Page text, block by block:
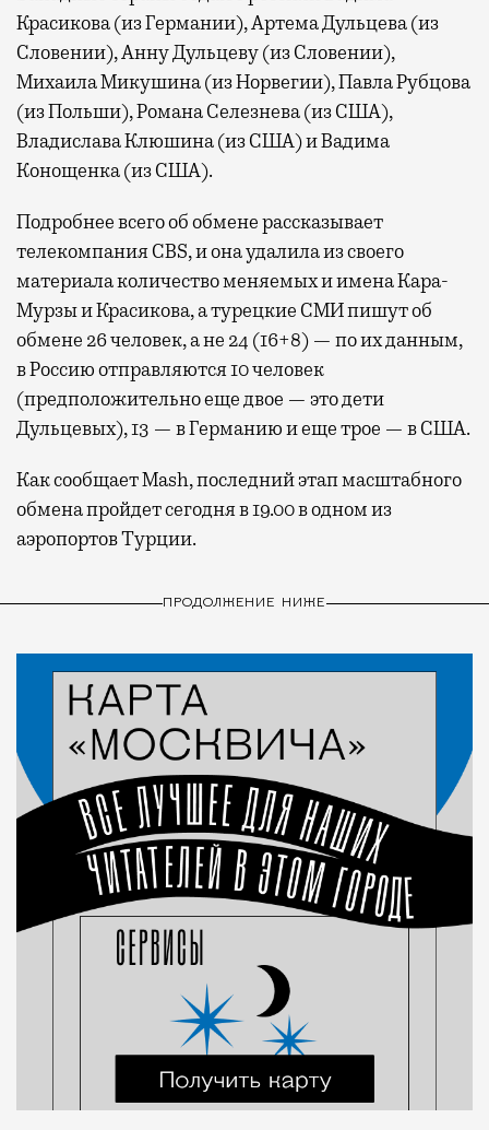
Красикова (из Германии), Артема Дульцева (из
Словении), Анну Дульцеву (из Словении),
Михаила Микушина (из Норвегии), Павла Рубцова
(из Польши), Романа Селезнева (из США),
Владислава Клюшина (из США) и Вадима
Конощенка (из США).
Подробнее всего об обмене рассказывает
телекомпания CBS, и она удалила из своего
материала количество меняемых и имена Кара-
Мурзы и Красикова, а турецкие СМИ пишут об
обмене 26 человек, а не 24 (16+8) — по их данным,
в Россию отправляются 10 человек
(предположительно еще двое — это дети
Дульцевых), 13 — в Германию и еще трое — в США.
Как сообщает Mash, последний этап масштабного
обмена пройдет сегодня в 19.00 в одном из
аэропортов Турции.
ПРОДОЛЖЕНИЕ НИЖЕ